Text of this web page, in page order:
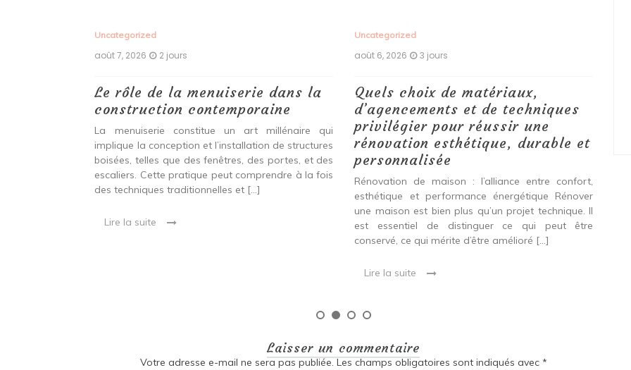
Uncategorized
août 7, 2026 2 jours
Le rôle de la menuiserie dans la
construction contemporaine
La menuiserie constitue un art millénaire qui
implique la conception et l’installation de structures
boisées, telles que des fenêtres, des portes, et des
escaliers. Cette pratique peut comprendre à la fois
des techniques traditionnelles et […]
Lire la suite
Uncategorized
août 6, 2026 3 jours
Quels choix de matériaux,
d’agencements et de techniques
privilégier pour réussir une
rénovation esthétique, durable et
personnalisée
Rénovation de maison : l’alliance entre confort,
esthétique et performance énergétique Rénover
une maison est bien plus qu’un projet technique. Il
est essentiel de distinguer ce qui peut être
conservé, ce qui mérite d’être amélioré […]
Lire la suite
Laisser un commentaire
Votre adresse e-mail ne sera pas publiée. Les champs obligatoires sont indiqués avec *